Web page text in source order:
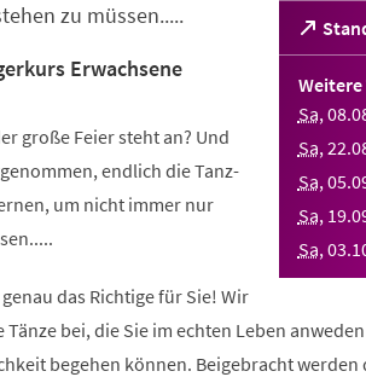
(Öffnet
in
einem
Tab)
Sa,08.
Sa,22.
Sa,05.
Sa, 19.
Sa,03.
zu müssen.....
Erwachsene
große Feier steht an? Und
endlich die Tanz-
um nicht immer nur
das Richtige für Sie! Wir
bei, die Sie im echten Leben
begehen können. Beigebracht